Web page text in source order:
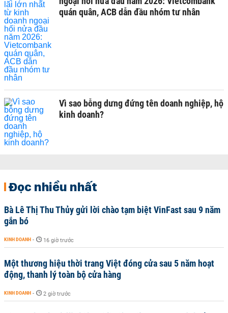
quán quân, ACB dẫn đầu nhóm tư nhân
Vì sao bỗng dưng đứng tên doanh nghiệp, hộ
kinh doanh?
Đọc nhiều nhất
Bà Lê Thị Thu Thủy gửi lời chào tạm biệt VinFast sau 9 năm
gắn bó
KINH DOANH - 16 giờ trước
Một thương hiệu thời trang Việt đóng cửa sau 5 năm hoạt
động, thanh lý toàn bộ cửa hàng
KINH DOANH - 2 giờ trước